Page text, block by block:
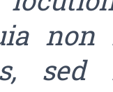
non
sed